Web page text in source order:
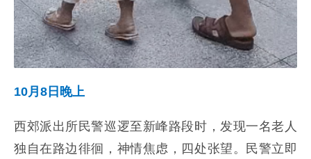
10月8日晚上
西郊派出所民警巡逻至新峰路段时，发现一名老人
独自在路边徘徊，神情焦虑，四处张望。民警立即